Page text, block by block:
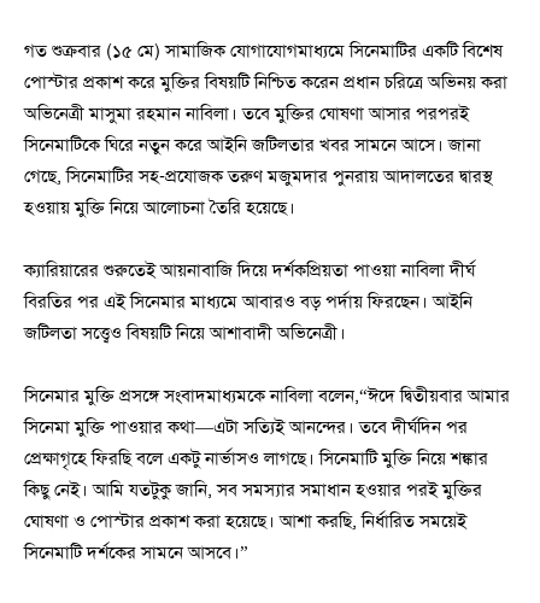
গত শুক্রবার (১৫ মে) সামাজিক যোগাযোগমাধ্যমে সিনেমাটির একটি বিশেষ
পোস্টার প্রকাশ করে মুক্তির বিষয়টি নিশ্চিত করেন প্রধান চরিত্রে অভিনয় করা
অভিনেত্রী মাসুমা রহমান নাবিলা। তবে মুক্তির ঘোষণা আসার পরপরই
সিনেমাটিকে ঘিরে নতুন করে আইনি জটিলতার খবর সামনে আসে। জানা
গেছে, সিনেমাটির সহ-প্রযোজক তরুণ মজুমদার পুনরায় আদালতের দ্বারস্থ
হওয়ায় মুক্তি নিয়ে আলোচনা তৈরি হয়েছে।
ক্যারিয়ারের শুরুতেই আয়নাবাজি দিয়ে দর্শকপ্রিয়তা পাওয়া নাবিলা দীর্ঘ
বিরতির পর এই সিনেমার মাধ্যমে আবারও বড় পর্দায় ফিরছেন। আইনি
জটিলতা সত্ত্বেও বিষয়টি নিয়ে আশাবাদী অভিনেত্রী।
সিনেমার মুক্তি প্রসঙ্গে সংবাদমাধ্যমকে নাবিলা বলেন,“ঈদে দ্বিতীয়বার আমার
সিনেমা মুক্তি পাওয়ার কথা—এটা সত্যিই আনন্দের। তবে দীর্ঘদিন পর
প্রেক্ষাগৃহে ফিরছি বলে একটু নার্ভাসও লাগছে। সিনেমাটি মুক্তি নিয়ে শঙ্কার
কিছু নেই। আমি যতটুকু জানি, সব সমস্যার সমাধান হওয়ার পরই মুক্তির
ঘোষণা ও পোস্টার প্রকাশ করা হয়েছে। আশা করছি, নির্ধারিত সময়েই
সিনেমাটি দর্শকের সামনে আসবে।”